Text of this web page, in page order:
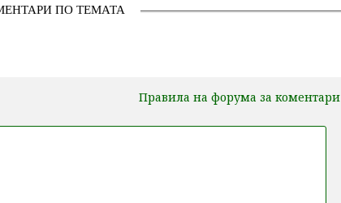
ПО ТЕМАТА
Правила на форума за коментари